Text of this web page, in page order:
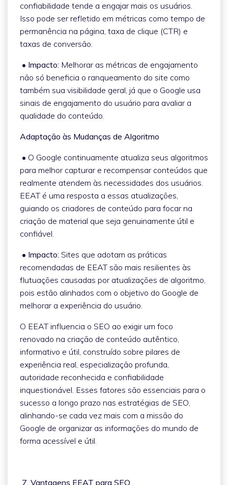
confiabilidade tende a engajar mais os usuários.
Isso pode ser refletido em métricas como tempo de
permanência na página, taxa de clique (CTR) e
taxas de conversão.
• Impacto: Melhorar as métricas de engajamento
não só beneficia o ranqueamento do site como
também sua visibilidade geral, já que o Google usa
sinais de engajamento do usuário para avaliar a
qualidade do conteúdo.
Adaptação às Mudanças de Algoritmo
• O Google continuamente atualiza seus algoritmos
para melhor capturar e recompensar conteúdos que
realmente atendem às necessidades dos usuários.
EEAT é uma resposta a essas atualizações,
guiando os criadores de conteúdo para focar na
criação de material que seja genuinamente útil e
confiável.
• Impacto: Sites que adotam as práticas
recomendadas de EEAT são mais resilientes às
flutuações causadas por atualizações de algoritmo,
pois estão alinhados com o objetivo do Google de
melhorar a experiência do usuário.
O EEAT influencia o SEO ao exigir um foco
renovado na criação de conteúdo autêntico,
informativo e útil, construído sobre pilares de
experiência real, especialização profunda,
autoridade reconhecida e confiabilidade
inquestionável. Esses fatores são essenciais para o
sucesso a longo prazo nas estratégias de SEO,
alinhando-se cada vez mais com a missão do
Google de organizar as informações do mundo de
forma acessível e útil.
7. Vantagens EEAT para SEO